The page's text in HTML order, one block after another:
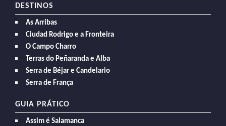
DESTINOS
As Arribas
Ciudad Rodrigo e a Fronteira
O Campo Charro
Terras do Peñaranda e Alba
Serra de Béjar e Candelario
Serra de França
GUIA PRÁTICO
Assim é Salamanca